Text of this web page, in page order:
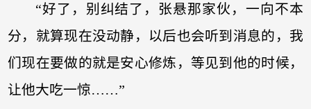
“好了，别纠结了，张悬那家伙，一向不本
分，就算现在没动静，以后也会听到消息的，我
们现在要做的就是安心修炼，等见到他的时候，
让他大吃一惊……”